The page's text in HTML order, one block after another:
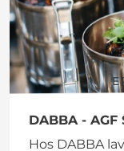
DABBA - AGF
Hos DABBA